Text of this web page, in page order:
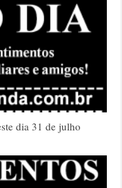
dia 31 de julho